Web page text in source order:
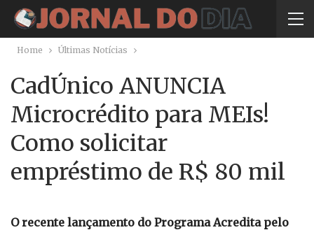
Home Últimas Notícias
CadÚnico ANUNCIA
Microcrédito para MEIs!
Como solicitar
empréstimo de R$ 80 mil
O recente lançamento do Programa Acredita pelo